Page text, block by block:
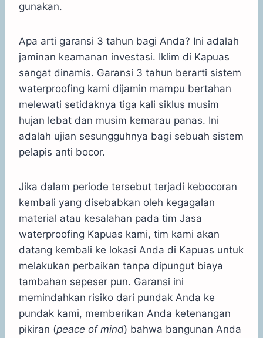
gunakan.
Apa arti garansi 3 tahun bagi Anda? Ini adalah
jaminan keamanan investasi. Iklim di Kapuas
sangat dinamis. Garansi 3 tahun berarti sistem
waterproofing kami dijamin mampu bertahan
melewati setidaknya tiga kali siklus musim
hujan lebat dan musim kemarau panas. Ini
adalah ujian sesungguhnya bagi sebuah sistem
pelapis anti bocor.
Jika dalam periode tersebut terjadi kebocoran
kembali yang disebabkan oleh kegagalan
material atau kesalahan pada tim Jasa
waterproofing Kapuas kami, tim kami akan
datang kembali ke lokasi Anda di Kapuas untuk
melakukan perbaikan tanpa dipungut biaya
tambahan sepeser pun. Garansi ini
memindahkan risiko dari pundak Anda ke
pundak kami, memberikan Anda ketenangan
pikiran (peace of mind) bahwa bangunan Anda